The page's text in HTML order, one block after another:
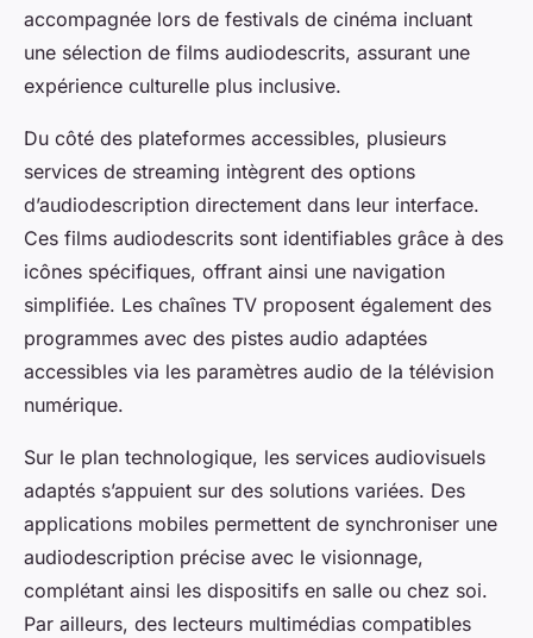
accompagnée lors de festivals de cinéma incluant
une sélection de films audiodescrits, assurant une
expérience culturelle plus inclusive.
Du côté des plateformes accessibles, plusieurs
services de streaming intègrent des options
d’audiodescription directement dans leur interface.
Ces films audiodescrits sont identifiables grâce à des
icônes spécifiques, offrant ainsi une navigation
simplifiée. Les chaînes TV proposent également des
programmes avec des pistes audio adaptées
accessibles via les paramètres audio de la télévision
numérique.
Sur le plan technologique, les services audiovisuels
adaptés s’appuient sur des solutions variées. Des
applications mobiles permettent de synchroniser une
audiodescription précise avec le visionnage,
complétant ainsi les dispositifs en salle ou chez soi.
Par ailleurs, des lecteurs multimédias compatibles